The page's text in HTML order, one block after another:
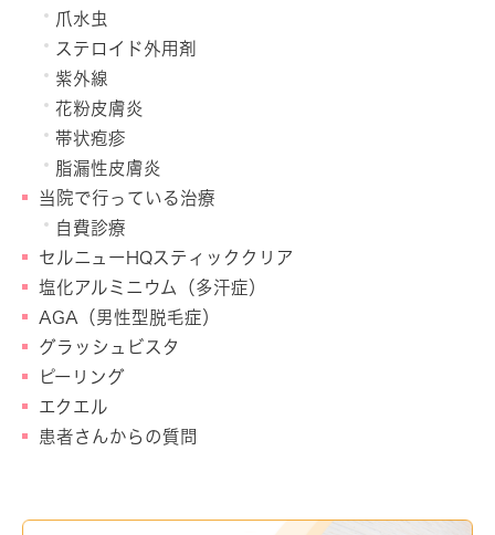
爪水虫
ステロイド外用剤
紫外線
花粉皮膚炎
帯状疱疹
脂漏性皮膚炎
当院で行っている治療
自費診療
セルニューHQスティッククリア
塩化アルミニウム（多汗症）
AGA（男性型脱毛症）
グラッシュビスタ
ピーリング
エクエル
患者さんからの質問